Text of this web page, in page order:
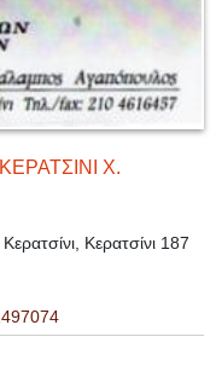
Χ.
Κερατσίνι 187